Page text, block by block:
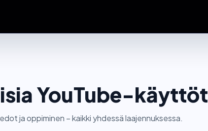
YouTube-
ja oppiminen – kaikki yhdessä laajennuksessa.